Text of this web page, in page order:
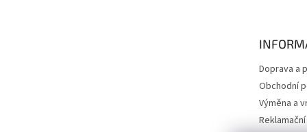
Doprava a
Obchodní
Výměna a